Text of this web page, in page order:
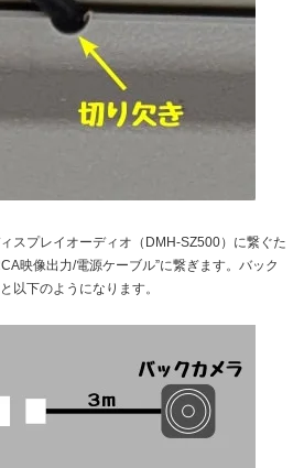
スプレイオーディオ（DMH-SZ500）に繋ぐた
映像出力/電源ケーブル”に繋ぎます。バック
以下のようになります。